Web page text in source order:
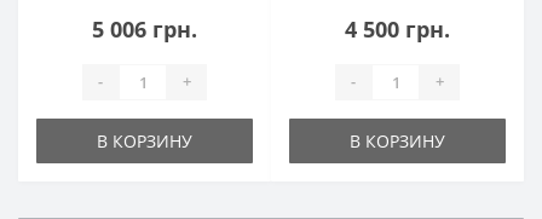
5 006 грн.
- +
В КОРЗИНУ
4 500 грн.
- +
В КОРЗИНУ